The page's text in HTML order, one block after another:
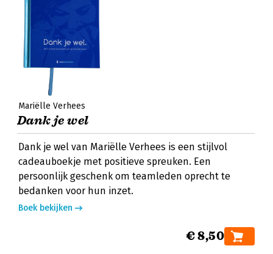
Mariëlle Verhees
Dank je wel
Dank je wel van Mariëlle Verhees is een stijlvol
cadeauboekje met positieve spreuken. Een
persoonlijk geschenk om teamleden oprecht te
bedanken voor hun inzet.
Boek bekijken
€ 8,50